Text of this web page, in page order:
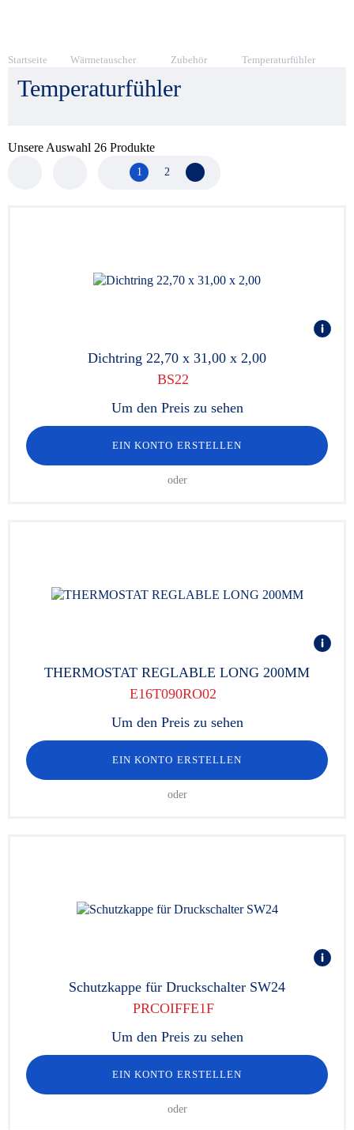
Startseite Wärmetauscher Zubehör Temperaturfühler
Temperaturfühler
Unsere Auswahl 26 Produkte
1 2 Nächste Seite
Dichtring 22,70 x 31,00 x 2,00
BS22
Um den Preis zu sehen
EIN KONTO ERSTELLEN
oder
THERMOSTAT REGLABLE LONG 200MM
E16T090RO02
Um den Preis zu sehen
EIN KONTO ERSTELLEN
oder
Schutzkappe für Druckschalter SW24
PRCOIFFE1F
Um den Preis zu sehen
EIN KONTO ERSTELLEN
oder